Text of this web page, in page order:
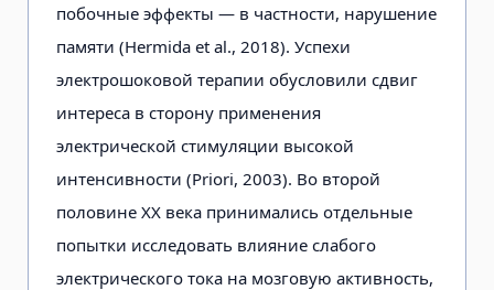
побочные эффекты — в частности, нарушение
памяти (Hermida et al., 2018). Успехи
электрошоковой терапии обусловили сдвиг
интереса в сторону применения
электрической стимуляции высокой
интенсивности (Priori, 2003). Во второй
половине XX века принимались отдельные
попытки исследовать влияние слабого
электрического тока на мозговую активность,